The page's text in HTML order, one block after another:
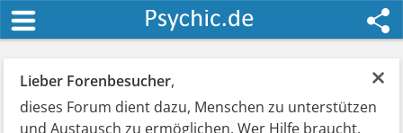
×
Lieber Forenbesucher,
dieses Forum dient dazu, Menschen zu unterstützen
und Austausch zu ermöglichen. Wer Hilfe braucht,